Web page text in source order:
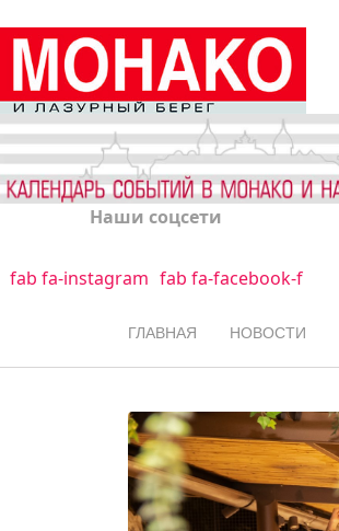
Наши соцсети
fab fa-instagram fab fa-facebook-f
ГЛАВНАЯ НОВОСТИ